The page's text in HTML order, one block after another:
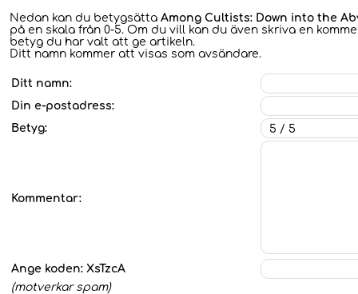
Nedan kan du betygsätta Among Cultists: Down into the
på en skala från 0-5. Om du vill kan du även skriva en
betyg du har valt att ge artikeln.
Ditt namn kommer att visas som avsändare.
Ditt namn:
Din e-postadress:
Betyg:
Kommentar:
Ange koden: XsTzcA
(motverkar spam)